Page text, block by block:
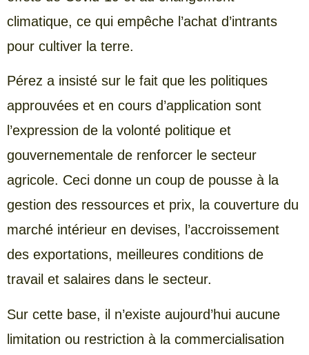
climatique, ce qui empêche l’achat d’intrants
pour cultiver la terre.
Pérez a insisté sur le fait que les politiques
approuvées et en cours d’application sont
l’expression de la volonté politique et
gouvernementale de renforcer le secteur
agricole. Ceci donne un coup de pousse à la
gestion des ressources et prix, la couverture du
marché intérieur en devises, l’accroissement
des exportations, meilleures conditions de
travail et salaires dans le secteur.
Sur cette base, il n’existe aujourd’hui aucune
limitation ou restriction à la commercialisation